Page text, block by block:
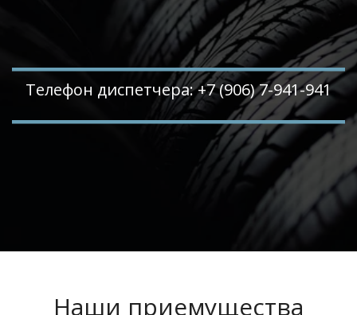
Телефон диспетчера: +7 (906) 7-941-941
Наши приемущества